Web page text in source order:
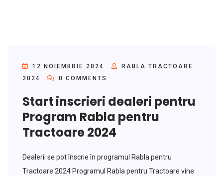
12 NOIEMBRIE 2024
RABLA TRACTOARE
2024
0 COMMENTS
Start inscrieri dealeri pentru
Program Rabla pentru
Tractoare 2024
Dealerii se pot înscrie în programul Rabla pentru
Tractoare 2024 Programul Rabla pentru Tractoare vine